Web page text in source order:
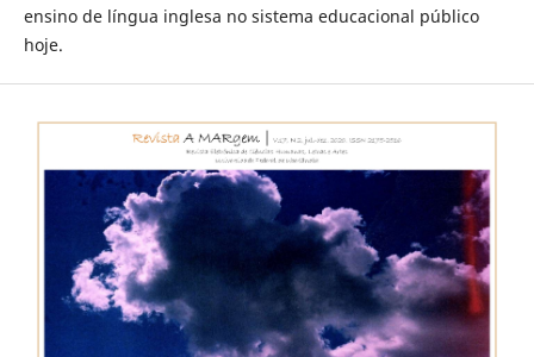
ensino de língua inglesa no sistema educacional público
hoje.